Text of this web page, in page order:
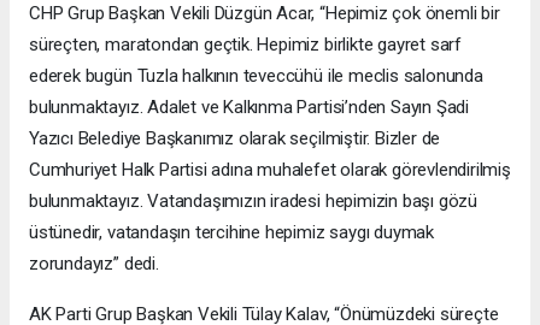
CHP Grup Başkan Vekili Düzgün Acar, “Hepimiz çok önemli bir
süreçten, maratondan geçtik. Hepimiz birlikte gayret sarf
ederek bugün Tuzla halkının teveccühü ile meclis salonunda
bulunmaktayız. Adalet ve Kalkınma Partisi’nden Sayın Şadi
Yazıcı Belediye Başkanımız olarak seçilmiştir. Bizler de
Cumhuriyet Halk Partisi adına muhalefet olarak görevlendirilmiş
bulunmaktayız. Vatandaşımızın iradesi hepimizin başı gözü
üstünedir, vatandaşın tercihine hepimiz saygı duymak
zorundayız” dedi.
AK Parti Grup Başkan Vekili Tülay Kalav, “Önümüzdeki süreçte